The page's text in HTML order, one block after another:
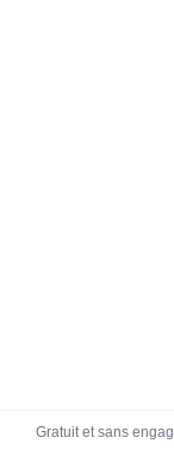
Gratuit et sans